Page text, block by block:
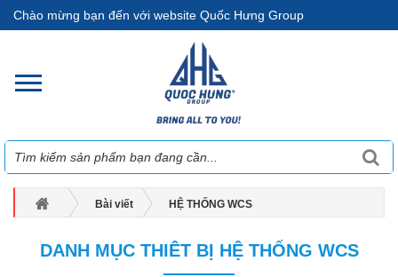
Chào mừng bạn đến với website Quốc Hưng Group
Bài viết HỆ THỐNG WCS
DANH MỤC THIÊT BỊ HỆ THỐNG WCS